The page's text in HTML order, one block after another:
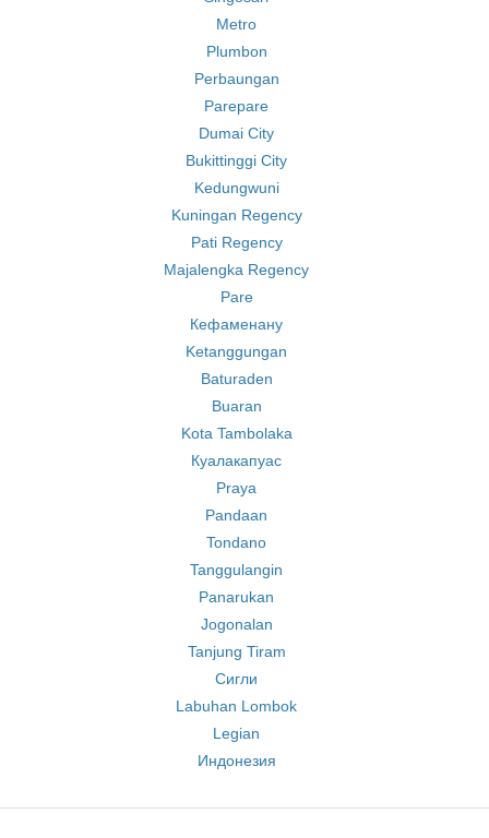
Metro
Plumbon
Perbaungan
Parepare
Dumai City
Bukittinggi City
Kedungwuni
Kuningan Regency
Pati Regency
Majalengka Regency
Pare
Кефаменану
Ketanggungan
Baturaden
Buaran
Kota Tambolaka
Куалакапуас
Praya
Pandaan
Tondano
Tanggulangin
Panarukan
Jogonalan
Tanjung Tiram
Сигли
Labuhan Lombok
Legian
Индонезия